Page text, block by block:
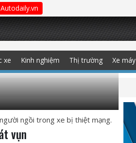
Autodaily.vn
xe Kinh nghiệm Thị trường Xe máy
ngồi trong xe bị thiệt mạng.
vụn